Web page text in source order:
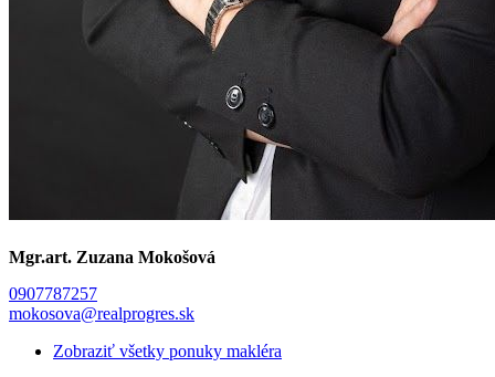
Mgr.art. Zuzana Mokošová
0907787257
mokosova@realprogres.sk
Zobraziť všetky ponuky makléra